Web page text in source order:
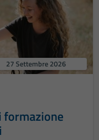
27 Settembre 2026
formazione